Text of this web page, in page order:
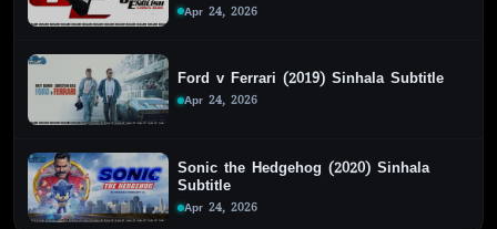
Apr 24, 2026
Ford v Ferrari (2019) Sinhala Subtitle
Apr 24, 2026
Sonic the Hedgehog (2020) Sinhala
Subtitle
Apr 24, 2026